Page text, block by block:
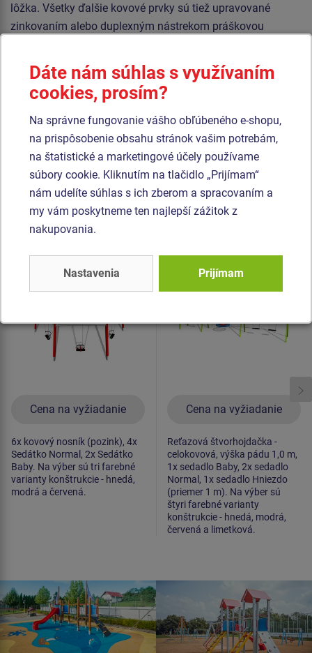
lôžka. Všetky ďalšie kovové prvky sú tiež upravované
zinkovaním alebo duplexným nástrekom práškovou
Sedátko Baby je vyrobené z gumy a je vystužené
hliníkovou vložkou. Sedátko Normal je hliníkové, obalené
docieli veľmi výrazné predĺženie ich životnosti. Všetok
spojovací materiál je nerezový alebo pozinkovaný.
Podobnýtovar
Produkt - RH-1610K-15
šesťhojdačka RH1610K
- celokovová (v.p. 1,5
Cena na vyžiadanie
6x kovový nosník (pozink), 4x
Sedátko Normal, 2x Sedátko
Baby. Na výber sú tri farebné
varianty konštrukcie - hnedá,
modrá a červená.
štvorhojdačka -
celokovová (v.p. 1 m)
Cena na vyžiadanie
Reťazová štvorhojdačka -
celokovová, výška pádu 1,0 m,
1x sedadlo Baby, 2x sedadlo
Normal, 1x sedadlo Hniezdo
(priemer 1 m). Na výber sú
štyri farebné varianty
konštrukcie - hnedá, modrá,
červená a limetková.
Dáte nám súhlas s využívaním
cookies, prosím?
Na správne fungovanie vášho obľúbeného e-shopu,
na prispôsobenie obsahu stránok vašim potrebám,
na štatistické a marketingové účely používame
súbory cookie. Kliknutím na tlačidlo „Prijímam“
nám udelíte súhlas s ich zberom a spracovaním a
my vám poskytneme ten najlepší zážitok z
nakupovania.
Nastavenia Prijímam